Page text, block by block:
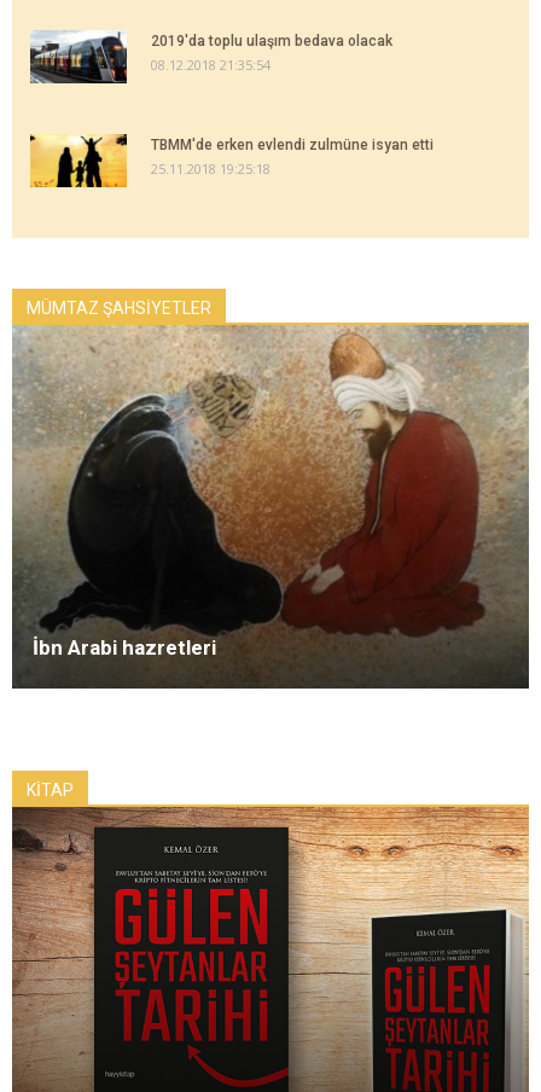
2019'da toplu ulaşım bedava olacak
08.12.2018 21:35:54
TBMM'de erken evlendi zulmüne isyan etti
25.11.2018 19:25:18
MÜMTAZ ŞAHSİYETLER
İbn Arabi hazretleri
KİTAP